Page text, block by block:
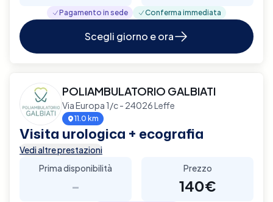
Pagamento in sede Conferma immediata
Scegli giorno e ora
POLIAMBULATORIO GALBIATI
Via Europa 1/c - 24026 Leffe
11.0 km
Visita urologica + ecografia
Vedi altre prestazioni
Prima disponibilità
-
Prezzo
140€